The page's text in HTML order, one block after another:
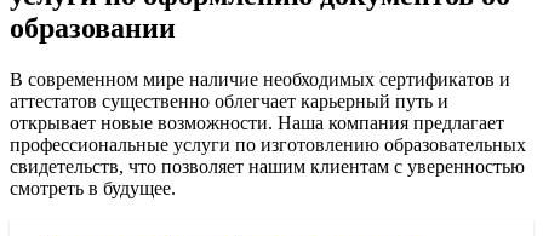
образовании
В современном мире наличие необходимых сертификатов и
аттестатов существенно облегчает карьерный путь и
открывает новые возможности. Наша компания предлагает
профессиональные услуги по изготовлению образовательных
свидетельств, что позволяет нашим клиентам с уверенностью
смотреть в будущее.